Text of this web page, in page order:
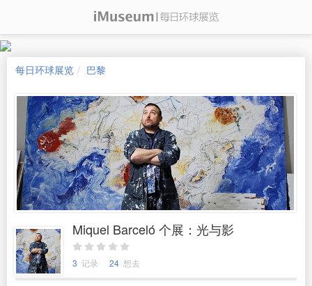
每日环球展览 巴黎
Miquel Barceló 个展：光与影
3 记录 24 想去